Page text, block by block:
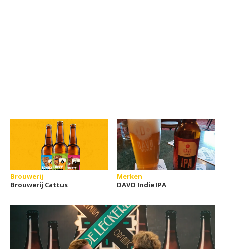
Brouwerij
Brouwerij Cattus
Merken
DAVO Indie IPA